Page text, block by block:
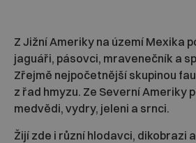
Z Jižní Ameriky na území Mexika
jaguáři, pásovci, mravenečník a
Zřejmě nejpočetnější skupinou
z řad hmyzu. Ze Severní Ameriky
medvědi, vydry, jeleni a srnci.
Žijí zde i různí hlodavci, dikobrazi